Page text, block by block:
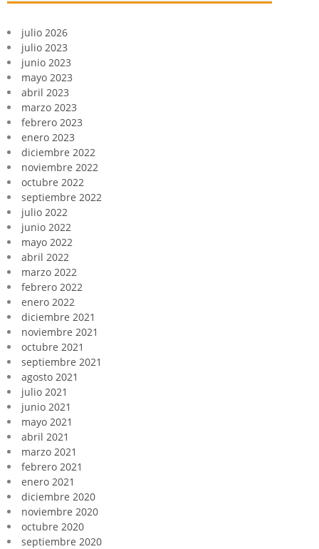
julio 2026
julio 2023
junio 2023
mayo 2023
abril 2023
marzo 2023
febrero 2023
enero 2023
diciembre 2022
noviembre 2022
octubre 2022
septiembre 2022
julio 2022
junio 2022
mayo 2022
abril 2022
marzo 2022
febrero 2022
enero 2022
diciembre 2021
noviembre 2021
octubre 2021
septiembre 2021
agosto 2021
julio 2021
junio 2021
mayo 2021
abril 2021
marzo 2021
febrero 2021
enero 2021
diciembre 2020
noviembre 2020
octubre 2020
septiembre 2020